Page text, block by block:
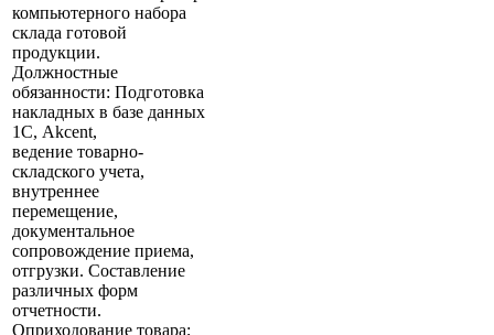
компьютерного набора
склада готовой
продукции.
Должностные
обязанности: Подготовка
накладных в базе данных
1С, Akcent,
ведение товарно-
складского учета,
внутреннее
перемещение,
документальное
сопровождение приема,
отгрузки. Составление
различных форм
отчетности.
Оприходование товара;